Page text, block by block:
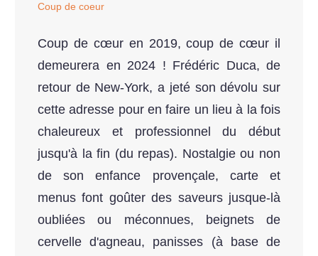
Coup de coeur
Coup de cœur en 2019, coup de cœur il
demeurera en 2024 ! Frédéric Duca, de
retour de New-York, a jeté son dévolu sur
cette adresse pour en faire un lieu à la fois
chaleureux et professionnel du début
jusqu'à la fin (du repas). Nostalgie ou non
de son enfance provençale, carte et
menus font goûter des saveurs jusque-là
oubliées ou méconnues, beignets de
cervelle d'agneau, panisses (à base de